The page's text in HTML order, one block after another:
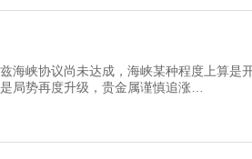
峡协议尚未达成，海峡某种程度上算是开
局势再度升级，贵金属谨慎追涨…